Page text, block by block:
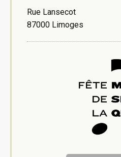
Rue Lansecot
87000 Limoges